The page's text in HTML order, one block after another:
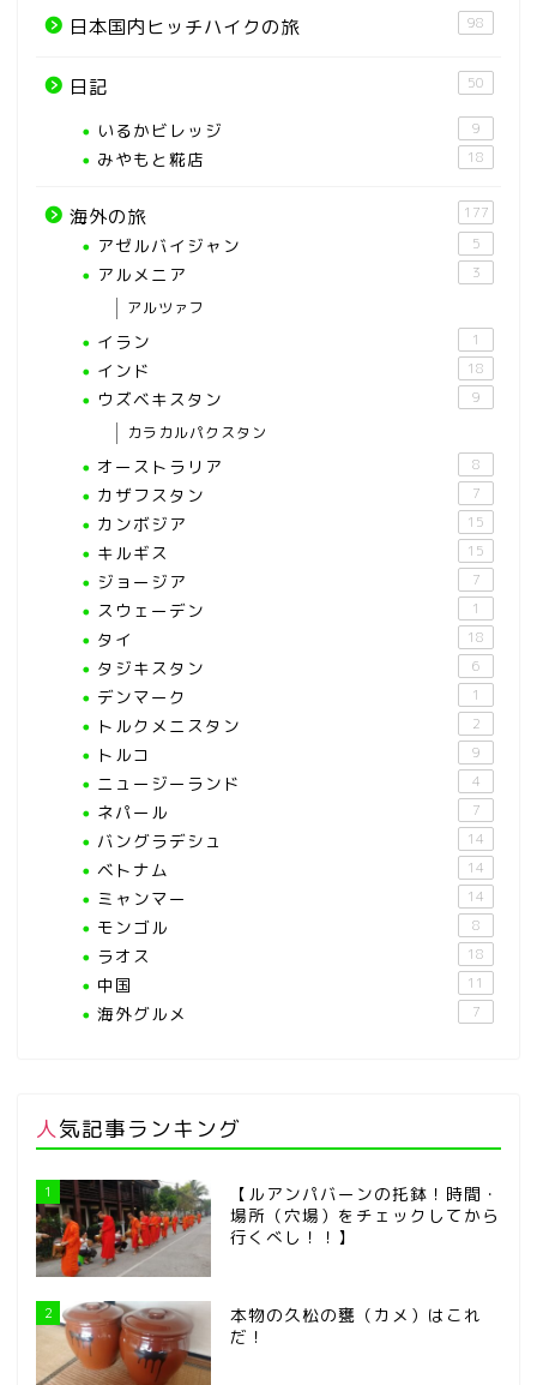
日本国内ヒッチハイクの旅 98
日記 50
いるかビレッジ 9
みやもと糀店 18
海外の旅 177
アゼルバイジャン 5
アルメニア 3
アルツァフ
イラン 1
インド 18
ウズベキスタン 9
カラカルパクスタン
オーストラリア 8
カザフスタン 7
カンボジア 15
キルギス 15
ジョージア 7
スウェーデン 1
タイ 18
タジキスタン 6
デンマーク 1
トルクメニスタン 2
トルコ 9
ニュージーランド 4
ネパール 7
バングラデシュ 14
ベトナム 14
ミャンマー 14
モンゴル 8
ラオス 18
中国 11
海外グルメ 7
人気記事ランキング
1
【ルアンパバーンの托鉢！時間・
場所（穴場）をチェックしてから
行くべし！！】
2
本物の久松の甕（カメ）はこれ
だ！